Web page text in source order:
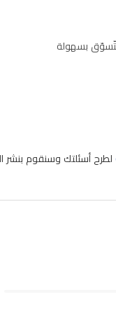
بسهولة
لطرح أسئلتك وسنقوم بنشر